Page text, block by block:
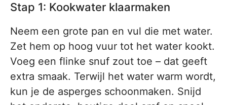
Stap 1: Kookwater klaarmaken
Neem een grote pan en vul die met water.
Zet hem op hoog vuur tot het water kookt.
Voeg een flinke snuf zout toe – dat geeft
extra smaak. Terwijl het water warm wordt,
kun je de asperges schoonmaken. Snijd